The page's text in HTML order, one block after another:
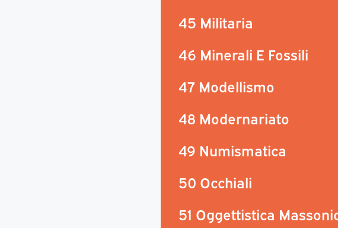
45 Militaria
46 Minerali E Fossili
47 Modellismo
48 Modernariato
49 Numismatica
50 Occhiali
51 Oggettistica